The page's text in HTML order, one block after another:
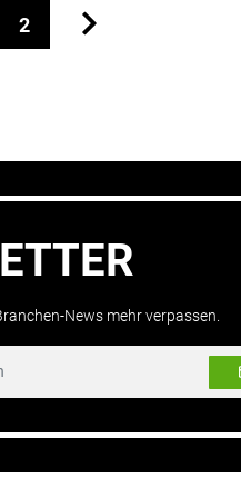
2
News mehr verpassen.